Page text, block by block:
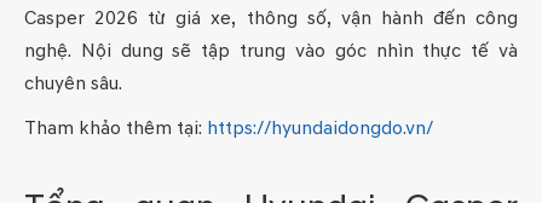
Casper 2026 từ giá xe, thông số, vận hành đến công
nghệ. Nội dung sẽ tập trung vào góc nhìn thực tế và
chuyên sâu.
Tham khảo thêm tại: https://hyundaidongdo.vn/